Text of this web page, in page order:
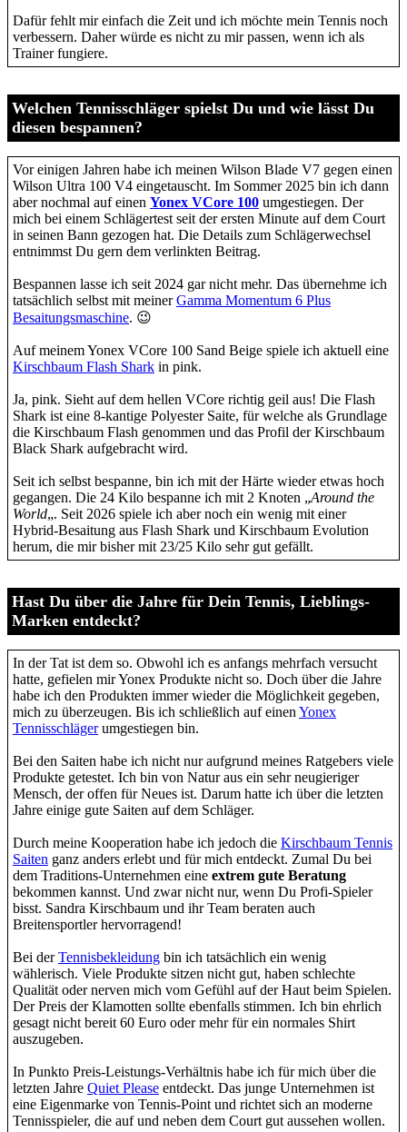
Dafür fehlt mir einfach die Zeit und ich möchte mein Tennis noch
verbessern. Daher würde es nicht zu mir passen, wenn ich als
Trainer fungiere.
Welchen Tennisschläger spielst Du und wie lässt Du
diesen bespannen?
Vor einigen Jahren habe ich meinen Wilson Blade V7 gegen einen
Wilson Ultra 100 V4 eingetauscht. Im Sommer 2025 bin ich dann
aber nochmal auf einen Yonex VCore 100 umgestiegen. Der
mich bei einem Schlägertest seit der ersten Minute auf dem Court
in seinen Bann gezogen hat. Die Details zum Schlägerwechsel
entnimmst Du gern dem verlinkten Beitrag.
Bespannen lasse ich seit 2024 gar nicht mehr. Das übernehme ich
tatsächlich selbst mit meinerGamma Momentum 6 Plus
Besaitungsmaschine. 😉
Auf meinem Yonex VCore 100 Sand Beige spiele ich aktuell eine
Kirschbaum Flash Shark in pink.
Ja, pink. Sieht auf dem hellen VCore richtig geil aus! Die Flash
Shark ist eine 8-kantige Polyester Saite, für welche als Grundlage
die Kirschbaum Flash genommen und das Profil der Kirschbaum
Black Shark aufgebracht wird.
Seit ich selbst bespanne, bin ich mit der Härte wieder etwas hoch
gegangen. Die 24 Kilo bespanne ich mit 2 Knoten „Around the
World„. Seit 2026 spiele ich aber noch ein wenig mit einer
Hybrid-Besaitung aus Flash Shark und Kirschbaum Evolution
herum, die mir bisher mit 23/25 Kilo sehr gut gefällt.
Hast Du über die Jahre für Dein Tennis, Lieblings-
Marken entdeckt?
In der Tat ist dem so. Obwohl ich es anfangs mehrfach versucht
hatte, gefielen mir Yonex Produkte nicht so. Doch über die Jahre
habe ich den Produkten immer wieder die Möglichkeit gegeben,
mich zu überzeugen. Bis ich schließlich auf einen Yonex
Tennisschlägerumgestiegen bin.
Bei den Saiten habe ich nicht nur aufgrund meines Ratgebers viele
Produkte getestet. Ich bin von Natur aus ein sehr neugieriger
Mensch, der offen für Neues ist. Darum hatte ich über die letzten
Jahre einige gute Saiten auf dem Schläger.
Durch meine Kooperation habe ich jedoch die Kirschbaum Tennis
Saiten ganz anders erlebt und für mich entdeckt. Zumal Du bei
dem Traditions-Unternehmen eine extrem gute Beratung
bekommen kannst. Und zwar nicht nur, wenn Du Profi-Spieler
bisst. Sandra Kirschbaum und ihr Team beraten auch
Breitensportler hervorragend!
Bei derTennisbekleidung bin ich tatsächlich ein wenig
wählerisch. Viele Produkte sitzen nicht gut, haben schlechte
Qualität oder nerven mich vom Gefühl auf der Haut beim Spielen.
Der Preis der Klamotten sollte ebenfalls stimmen. Ich bin ehrlich
gesagt nicht bereit 60 Euro oder mehr für ein normales Shirt
auszugeben.
In Punkto Preis-Leistungs-Verhältnis habe ich für mich über die
letzten Jahre Quiet Please entdeckt. Das junge Unternehmen ist
eine Eigenmarke von Tennis-Point und richtet sich an moderne
Tennisspieler, die auf und neben dem Court gut aussehen wollen.